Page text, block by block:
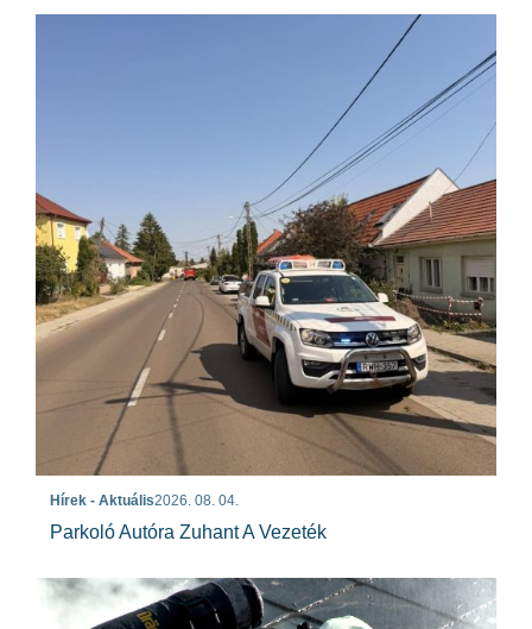
Hírek - Aktuális2026. 08. 04.
Parkoló Autóra Zuhant A Vezeték